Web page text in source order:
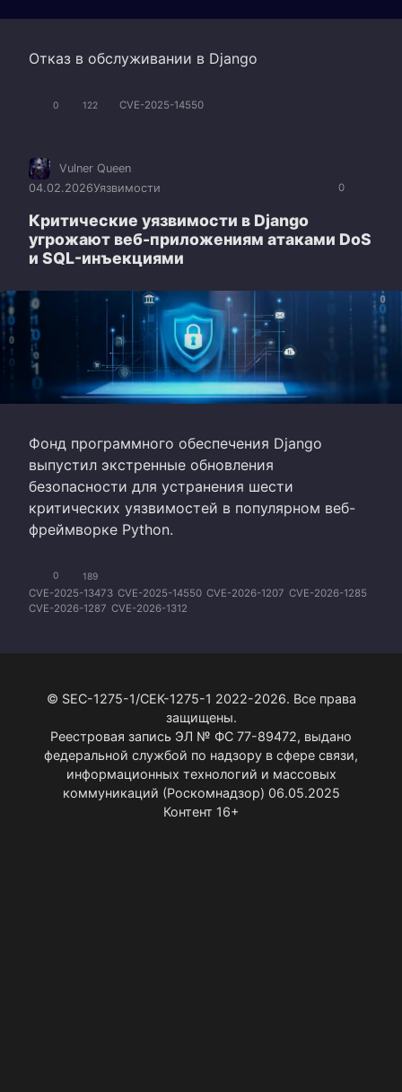
Отказ в обслуживании в Django
0 122 CVE-2025-14550
0
Vulner Queen
04.02.2026Уязвимости
Критические уязвимости в Django
угрожают веб-приложениям атаками DoS
и SQL-инъекциями
Фонд программного обеспечения Django
выпустил экстренные обновления
безопасности для устранения шести
критических уязвимостей в популярном веб-
фреймворке Python.
0 189
CVE-2025-13473 CVE-2025-14550 CVE-2026-1207 CVE-2026-1285
CVE-2026-1287 CVE-2026-1312
© SEC-1275-1/СЕК-1275-1 2022-2026. Все права
защищены.
Реестровая запись ЭЛ № ФС 77-89472, выдано
федеральной службой по надзору в сфере связи,
информационных технологий и массовых
коммуникаций (Роскомнадзор) 06.05.2025
Контент 16+